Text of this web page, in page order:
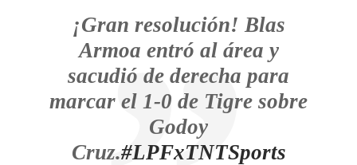
¡Gran resolución! Blas
Armoa entró al área y
sacudió de derecha para
marcar el 1-0 de Tigre sobre
Godoy
Cruz.#LPFxTNTSports